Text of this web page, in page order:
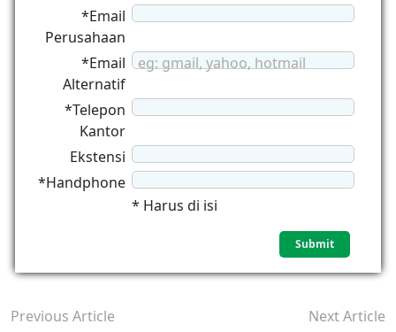
*Email
Perusahaan
*Email
Alternatif
eg: gmail, yahoo, hotmail
*Telepon
Kantor
Ekstensi
*Handphone
* Harus di isi
Previous Article
Next Article